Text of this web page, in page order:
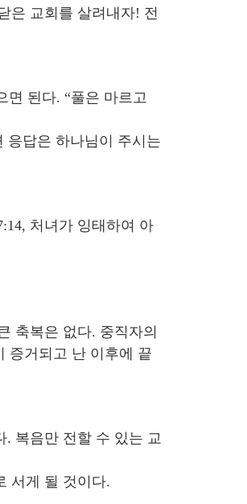
은 교회를 살려내자! 전
면 된다. “풀은 마르고
응답은 하나님이 주시는
처녀가 잉태하여 아
축복은 없다. 중직자의
증거되고 난 이후에 끝
복음만 전할 수 있는 교
서게 될 것이다.